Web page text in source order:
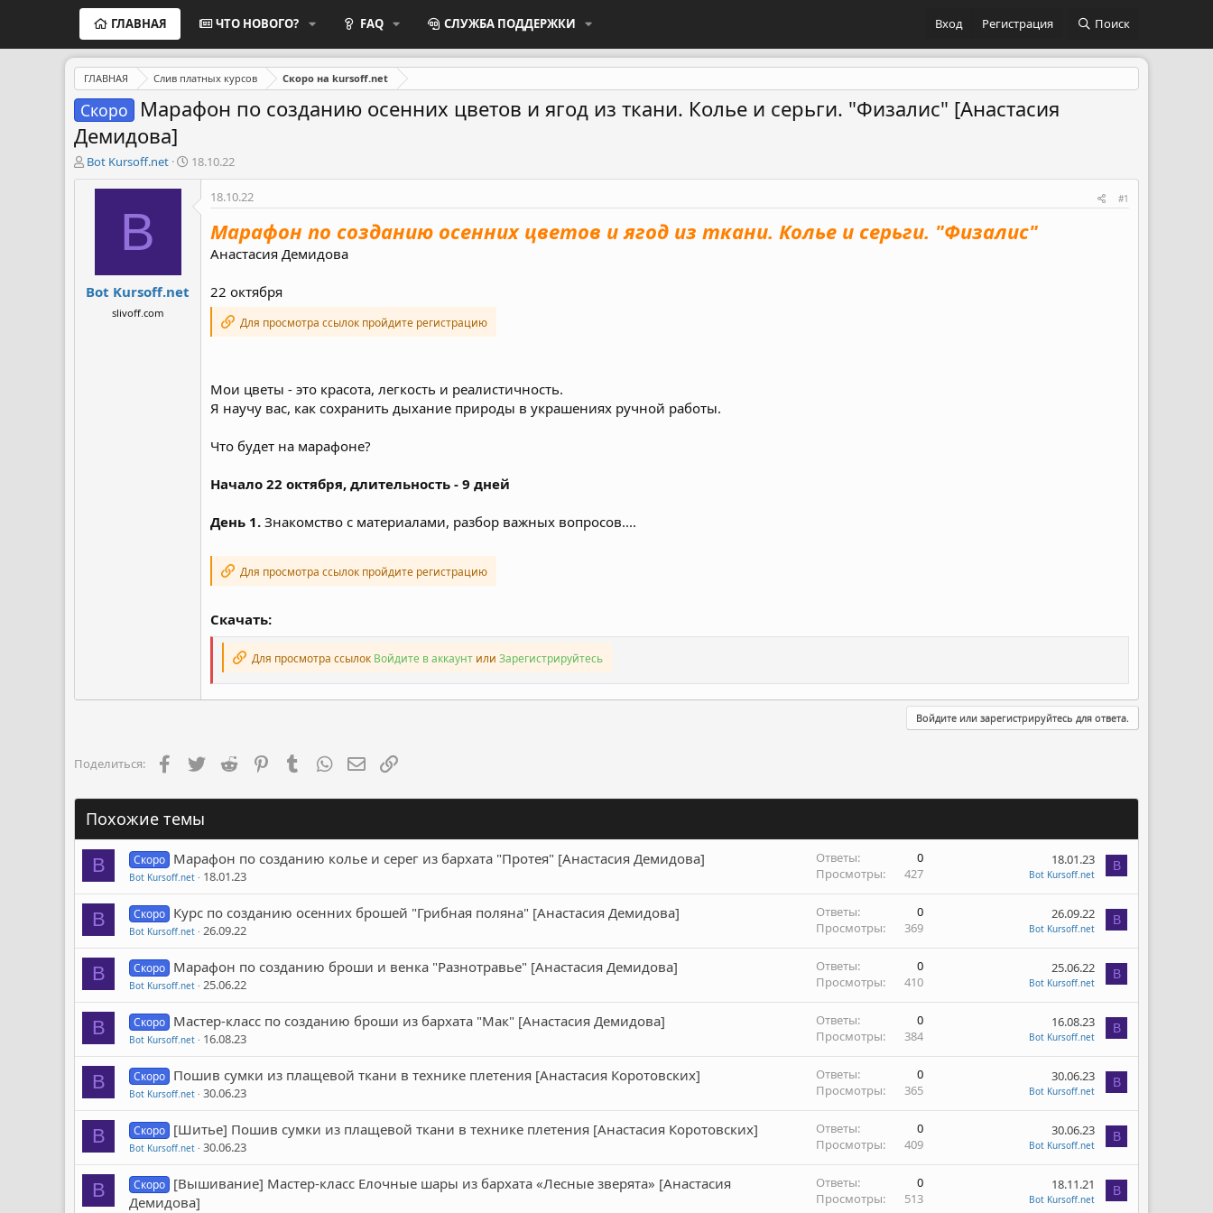
ГЛАВНАЯ ЧТО НОВОГО? FAQ СЛУЖБА ПОДДЕРЖКИ Вход Регистрация Поиск
ГЛАВНАЯ Слив платных курсов Скоро на kursoff.net
Скоро
Марафон по созданию осенних цветов и ягод из ткани. Колье и серьги. "Физалис" [Анастасия
Демидова]
А
в
ы
Bot Kursoff.net
Д
а
а
18.10.22
B
Bot Kursoff.net
slivoff.com
18.10.22 #1
Марафон по созданию осенних цветов и ягод из ткани. Колье и серьги. "Физалис"
Анастасия Демидова
22 октября
Для просмотра ссылок пройдите регистрацию
Мои цветы - это красота, легкость и реалистичность.
Я научу вас, как сохранить дыхание природы в украшениях ручной работы.
Что будет на марафоне?
Начало 22 октября, длительность - 9 дней
День 1. Знакомство с материалами, разбор важных вопросов....
Для просмотра ссылок пройдите регистрацию
Скачать:
Для просмотра ссылок Войдите в аккаунт или Зарегистрируйтесь
Войдите или зарегистрируйтесь для ответа.
Поделиться: FacebookTwitter Reddit PinterestTumblr WhatsAppЭлектронная почта
Похожие темы
B Скоро Марафон по созданию колье и серег из бархата "Протея" [Анастасия Демидова]
Bot Kursoff.net 18.01.23
Ответы
0
Просмотры
427
18.01.23
Bot Kursoff.net
B
B Скоро Курс по созданию осенних брошей "Грибная поляна" [Анастасия Демидова]
Bot Kursoff.net 26.09.22
Ответы
0
Просмотры
369
26.09.22
Bot Kursoff.net
B
B Скоро Марафон по созданию броши и венка "Разнотравье" [Анастасия Демидова]
Bot Kursoff.net 25.06.22
Ответы
0
Просмотры
410
25.06.22
Bot Kursoff.net
B
B Скоро Маcтер-класс по созданию броши из бархата "Мак" [Анастасия Демидова]
Bot Kursoff.net 16.08.23
Ответы
0
Просмотры
384
16.08.23
Bot Kursoff.net
B
B Скоро Пошив сумки из плащевой ткани в технике плетения [Анастасия Коротовских]
Bot Kursoff.net 30.06.23
Ответы
0
Просмотры
365
30.06.23
Bot Kursoff.net
B
B Скоро [Шитье] Пошив сумки из плащевой ткани в технике плетения [Анастасия Коротовских]
Bot Kursoff.net 30.06.23
Ответы
0
Просмотры
409
30.06.23
Bot Kursoff.net
B
B Скоро [Вышивание] Мастер-класс Елочные шары из бархата «Лесные зверята» [Анастасия
Демидова]
Ответы
0
Просмотры
513
18.11.21
Bot Kursoff.net
B